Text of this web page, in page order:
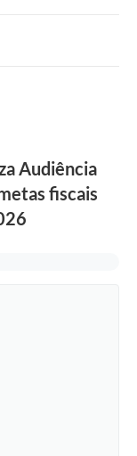
Audiência
fiscais